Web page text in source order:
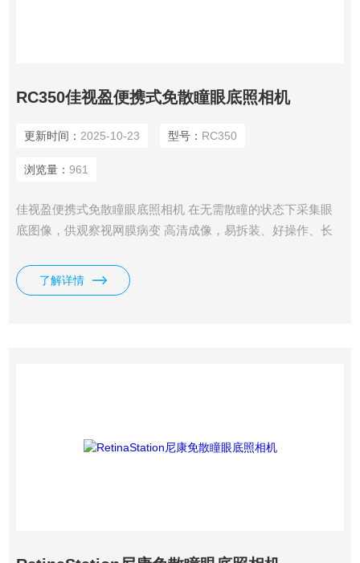
RC350佳视盈便携式免散瞳眼底照相机
更新时间： 2025-10-23 型号： RC350
浏览量： 961
佳视盈便携式免散瞳眼底照相机 在无需散瞳的状态下采集眼
底图像，供观察视网膜病变 高清成像，易拆装、好操作、长
自研AI系统，对眼底影像进行智能分析
了解详情